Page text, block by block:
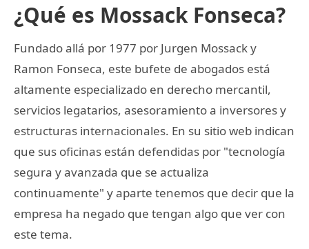
¿Qué es Mossack Fonseca?
Fundado allá por 1977 por Jurgen Mossack y
Ramon Fonseca, este bufete de abogados está
altamente especializado en derecho mercantil,
servicios legatarios, asesoramiento a inversores y
estructuras internacionales. En su sitio web indican
que sus oficinas están defendidas por "tecnología
segura y avanzada que se actualiza
continuamente" y aparte tenemos que decir que la
empresa ha negado que tengan algo que ver con
este tema.